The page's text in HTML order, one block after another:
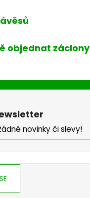
objednat záclony
novinky či slevy!